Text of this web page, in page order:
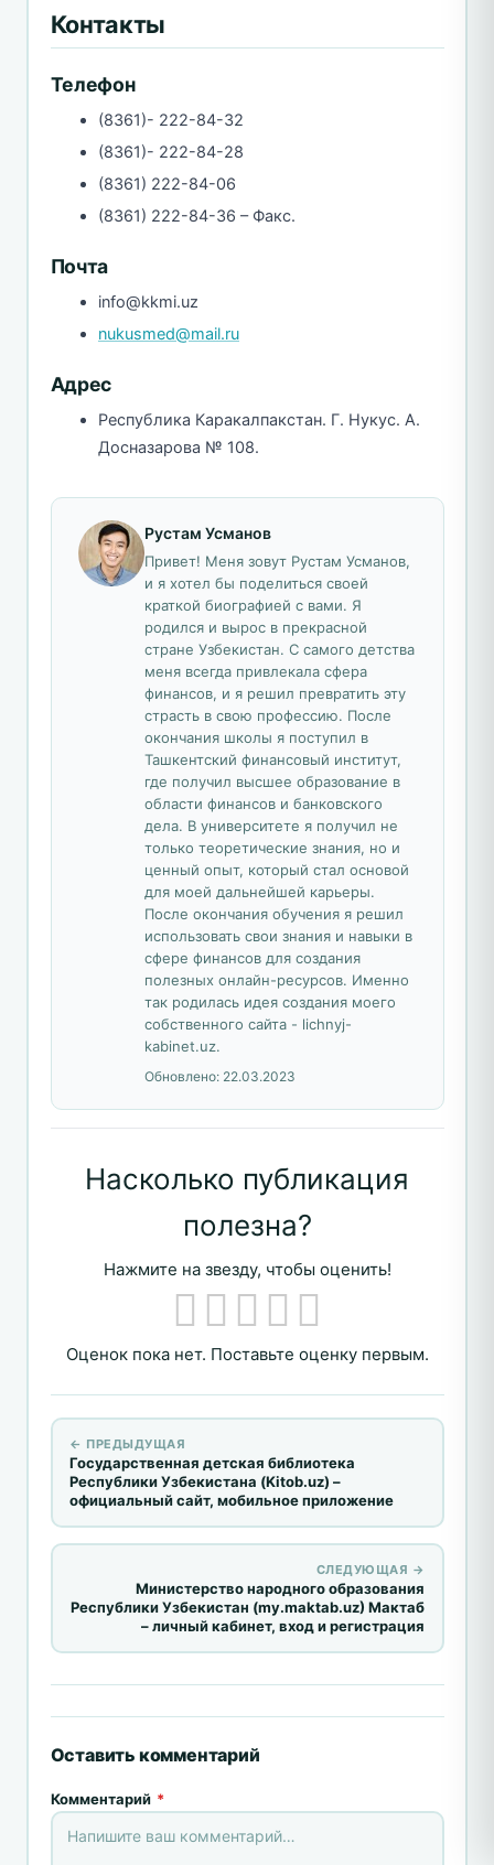
Контакты
Телефон
(8361)- 222-84-32
(8361)- 222-84-28
(8361) 222-84-06
(8361) 222-84-36 – Факс.
Почта
info@kkmi.uz
nukusmed@mail.ru
Адрес
Республика Каракалпакстан. Г. Нукус. А.
Досназарова № 108.
Рустам Усманов
Привет! Меня зовут Рустам Усманов,
и я хотел бы поделиться своей
краткой биографией с вами. Я
родился и вырос в прекрасной
стране Узбекистан. С самого детства
меня всегда привлекала сфера
финансов, и я решил превратить эту
страсть в свою профессию. После
окончания школы я поступил в
Ташкентский финансовый институт,
где получил высшее образование в
области финансов и банковского
дела. В университете я получил не
только теоретические знания, но и
ценный опыт, который стал основой
для моей дальнейшей карьеры.
После окончания обучения я решил
использовать свои знания и навыки в
сфере финансов для создания
полезных онлайн-ресурсов. Именно
так родилась идея создания моего
собственного сайта - lichnyj-
kabinet.uz.
Обновлено: 22.03.2023
Насколько публикация
полезна?
Нажмите на звезду, чтобы оценить!
Оценок пока нет. Поставьте оценку первым.
← ПРЕДЫДУЩАЯ
Государственная детская библиотека
Республики Узбекистана (Kitob.uz) –
официальный сайт, мобильное приложение
СЛЕДУЮЩАЯ →
Министерство народного образования
Республики Узбекистан (my.maktab.uz) Мактаб
– личный кабинет, вход и регистрация
Оставить комментарий
Комментарий *